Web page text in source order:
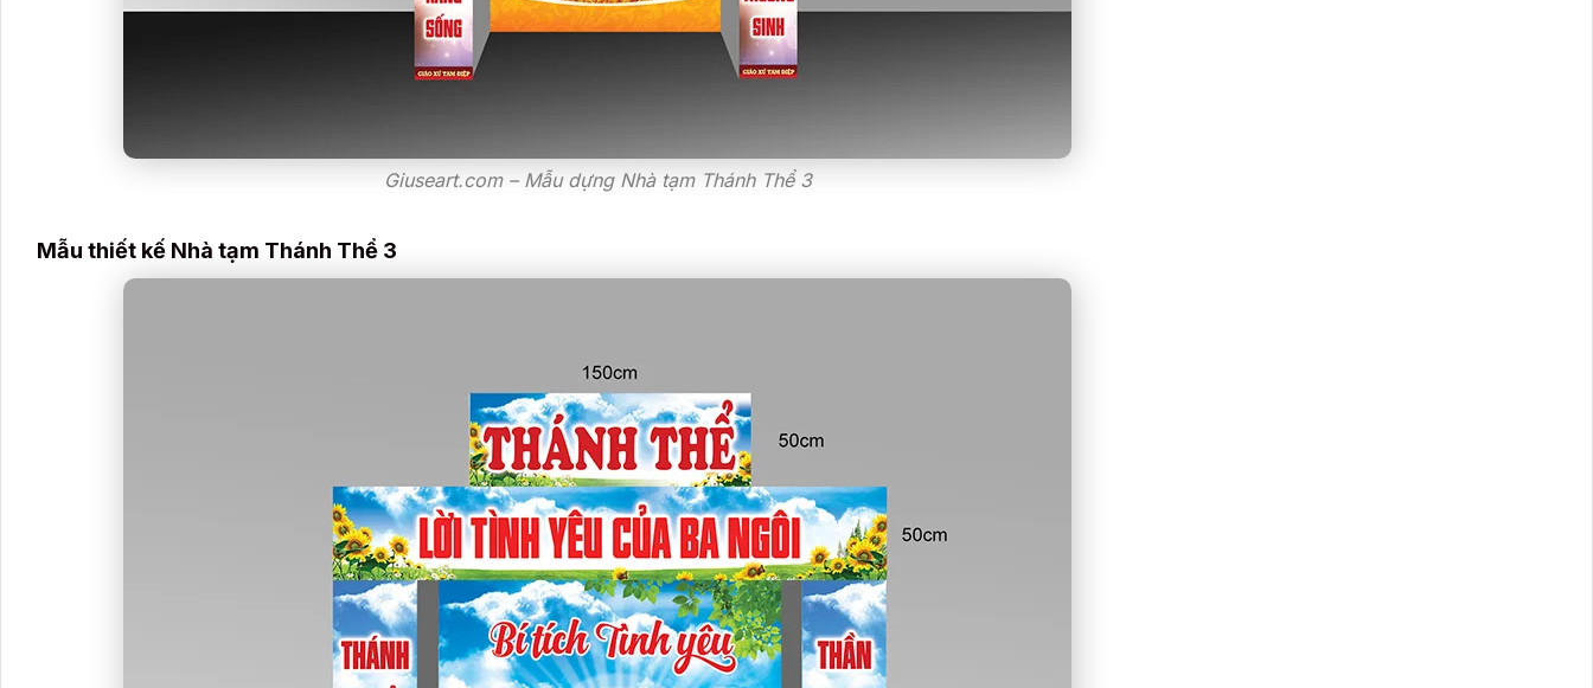
Giuseart.com – Mẫu dựng Nhà tạm Thánh Thể 3
Mẫu thiết kế Nhà tạm Thánh Thể 3